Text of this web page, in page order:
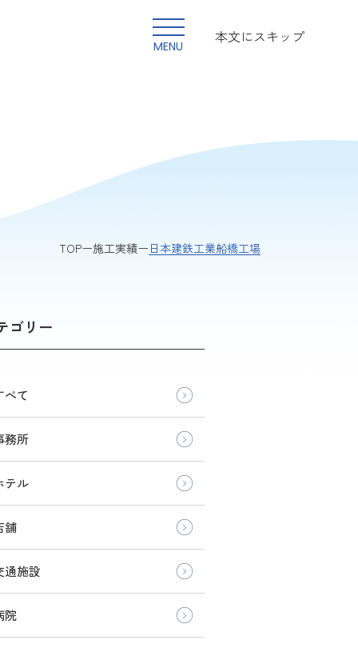
MENU
本文にスキップ
TOP 施工実績 日本建鉄工業船橋工場
ゴリー
べて
務所
テル
舗
通施設
院